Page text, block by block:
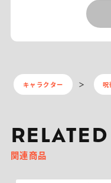
キャラクター 呪
関連商品